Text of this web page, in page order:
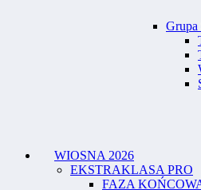
Grupa
WIOSNA 2026
EKSTRAKLASA PRO
FAZA